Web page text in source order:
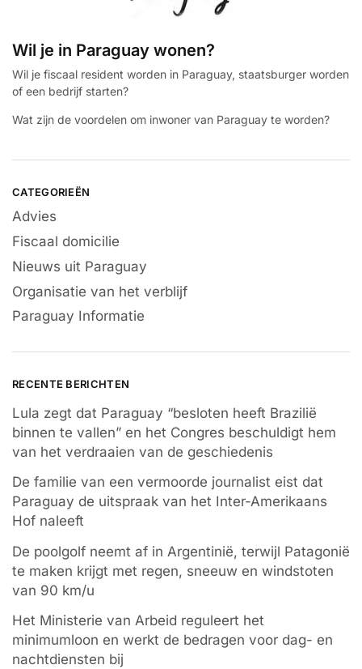
Wil je in Paraguay wonen?
Wil je fiscaal resident worden in Paraguay, staatsburger worden
of een bedrijf starten?
Wat zijn de voordelen om inwoner van Paraguay te worden?
CATEGORIEËN
Advies
Fiscaal domicilie
Nieuws uit Paraguay
Organisatie van het verblijf
Paraguay Informatie
RECENTE BERICHTEN
Lula zegt dat Paraguay “besloten heeft Brazilië
binnen te vallen” en het Congres beschuldigt hem
van het verdraaien van de geschiedenis
De familie van een vermoorde journalist eist dat
Paraguay de uitspraak van het Inter-Amerikaans
Hof naleeft
De poolgolf neemt af in Argentinië, terwijl Patagonië
te maken krijgt met regen, sneeuw en windstoten
van 90 km/u
Het Ministerie van Arbeid reguleert het
minimumloon en werkt de bedragen voor dag- en
nachtdiensten bij